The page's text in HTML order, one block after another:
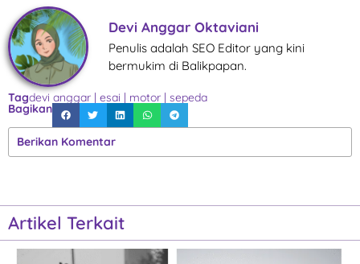
Devi Anggar Oktaviani
Penulis adalah SEO Editor yang kini
bermukim di Balikpapan.
Tagdevi anggar | esai | motor | sepeda
Bagikan
Berikan Komentar
Artikel Terkait